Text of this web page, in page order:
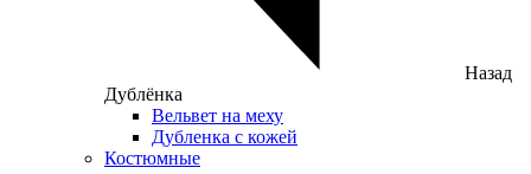
Назад
Дублёнка
Вельвет на меху
Дубленка с кожей
Костюмные